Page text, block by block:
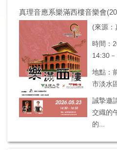
真理音應系樂滿西樓音樂會
(來源：
時間：
14:30
地點：
市淡水
誠摯邀
交織的
的...